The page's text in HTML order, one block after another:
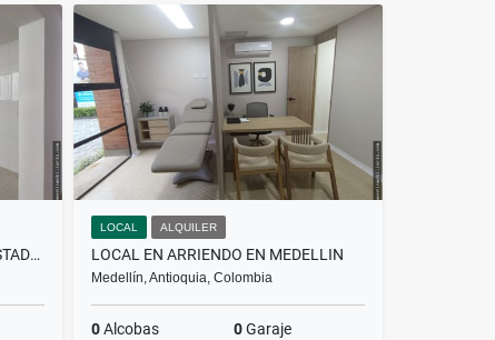
Venta
$400.000.000
CASA EN ALQUILER EN CONQUISTADORES
LOCAL ALQUILER
LOCAL EN ARRIENDO EN MEDELLIN
Medellín, Antioquia, Colombia
0Alcobas 0Garaje